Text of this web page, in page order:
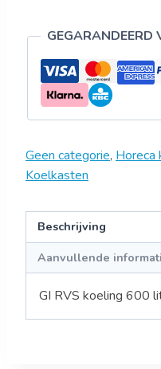
GEGARANDEERD
Geen categorie, Horeca
Koelkasten
Beschrijving
Aanvullende
GI RVS koeling 600